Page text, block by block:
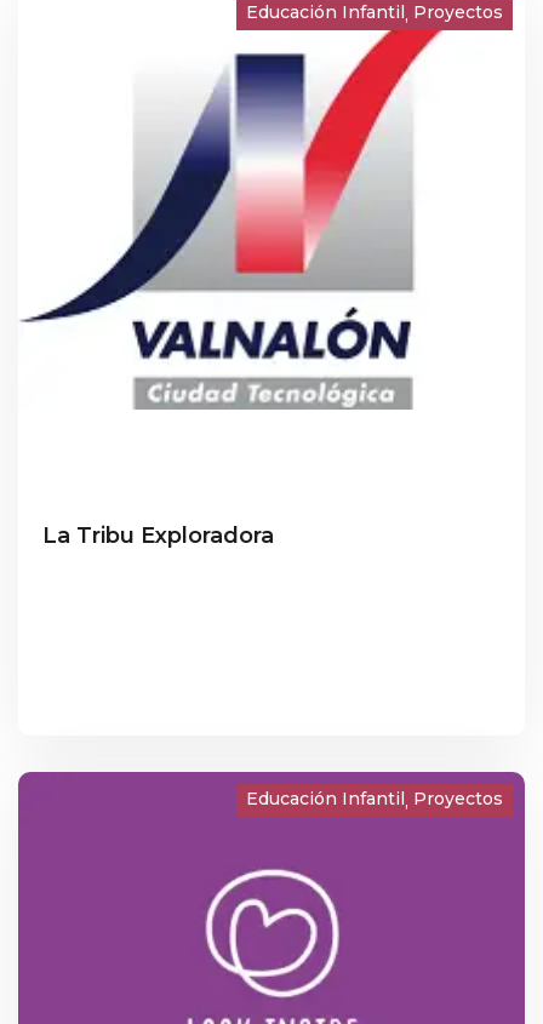
Educación Infantil Proyectos
La Tribu Exploradora
Educación Infantil Proyectos